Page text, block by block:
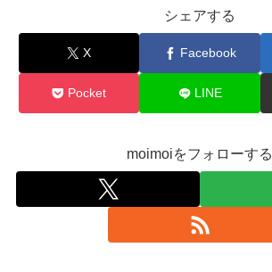
シェアする
X Facebook
Pocket LINE
moimoiをフォローする